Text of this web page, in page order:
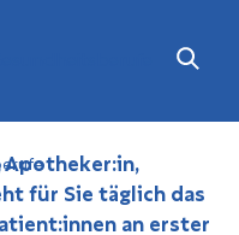
für Sie täglich das
an erster